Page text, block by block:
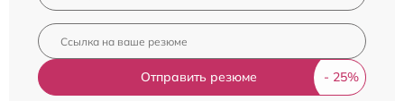
Отправить резюме